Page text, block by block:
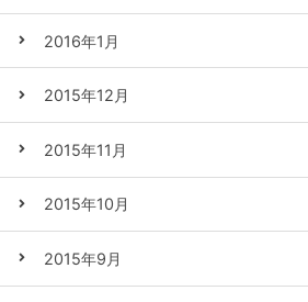
2016年1月
2015年12月
2015年11月
2015年10月
2015年9月